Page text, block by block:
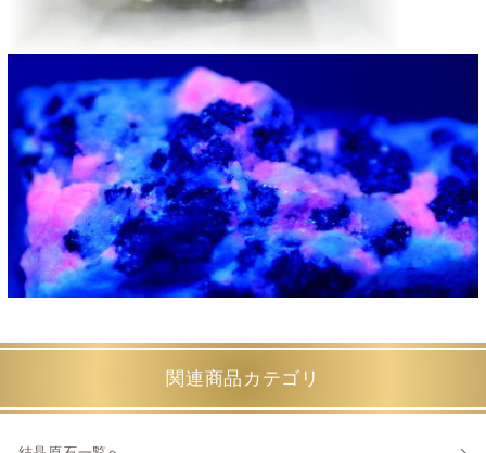
関連商品カテゴリ